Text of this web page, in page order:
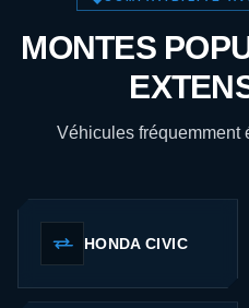
MONTES
Véhicules fréquemment
HONDA CIVIC